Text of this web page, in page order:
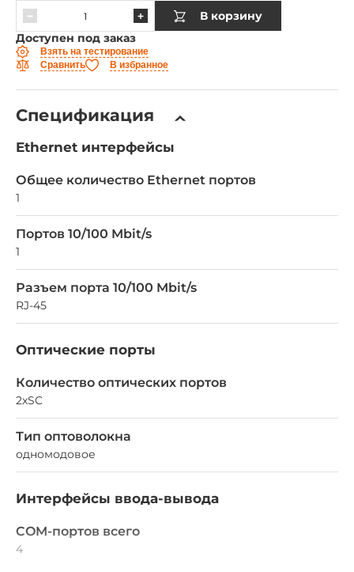
В корзину
Доступен под заказ
Взять на тестирование
Сравнить
В избранное
Спецификация
Ethernet интерфейсы
Общее количество Ethernet портов
1
Портов 10/100 Mbit/s
1
Разъем порта 10/100 Mbit/s
RJ-45
Оптические порты
Количество оптических портов
2xSC
Тип оптоволокна
одномодовое
Интерфейсы ввода-вывода
COM-портов всего
4